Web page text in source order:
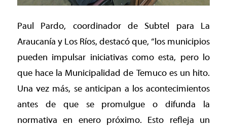
Paul Pardo, coordinador de Subtel para La
Araucanía y Los Ríos, destacó que, “los municipios
pueden impulsar iniciativas como esta, pero lo
que hace la Municipalidad de Temuco es un hito.
Una vez más, se anticipan a los acontecimientos
antes de que se promulgue o difunda la
normativa en enero próximo. Esto refleja un